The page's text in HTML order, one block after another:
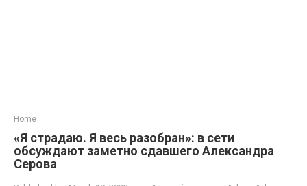
Home
«Я страдаю. Я весь разобран»: в сети
обсуждают заметно сдавшего Александра
Серова